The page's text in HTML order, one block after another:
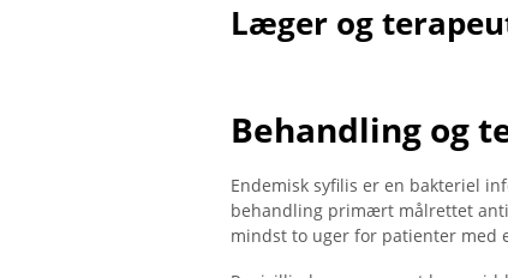
Læger og
Behandling og
Endemisk syfilis er en bakteriel
behandling primært målrettet
mindst to uger for patienter med